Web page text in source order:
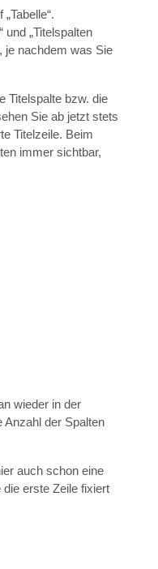
und „Titelspalten
je nachdem was Sie
Titelspalte bzw. die
Sie ab jetzt stets
Titelzeile. Beim
immer sichtbar,
wieder in der
Anzahl der Spalten
auch schon eine
erste Zeile fixiert